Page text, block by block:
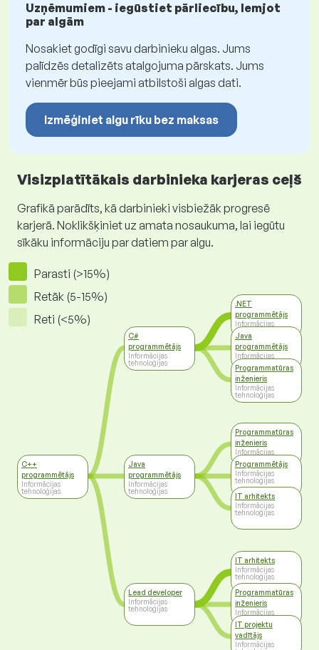
Uzņēmumiem - iegūstiet pārliecību, lemjot
par algām
Nosakiet godīgi savu darbinieku algas. Jums
palīdzēs detalizēts atalgojuma pārskats. Jums
vienmēr būs pieejami atbilstoši algas dati.
Izmēģiniet algu rīku bez maksas
Visizplatītākais darbinieka karjeras ceļš
Grafikā parādīts, kā darbinieki visbiežāk progresē
karjerā. Noklikšķiniet uz amata nosaukuma, lai iegūtu
sīkāku informāciju par datiem par algu.
Parasti (>15%)
Retāk (5-15%)
Reti (<5%)
C++
programmētājs
Informācijas
tehnoloģijas
C#
programmētājs
Informācijas
tehnoloģijas
Java
programmētājs
Informācijas
tehnoloģijas
Lead developer
Informācijas
tehnoloģijas
.NET
programmētājs
Informācijas
tehnoloģijas
Java
programmētājs
Informācijas
tehnoloģijas
Programmatūras
inženieris
Informācijas
tehnoloģijas
Programmatūras
inženieris
Informācijas
tehnoloģijas
Programmētājs
Informācijas
tehnoloģijas
IT arhitekts
Informācijas
tehnoloģijas
IT arhitekts
Informācijas
tehnoloģijas
Programmatūras
inženieris
Informācijas
tehnoloģijas
IT projektu
vadītājs
Informācijas